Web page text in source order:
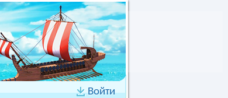
Войти